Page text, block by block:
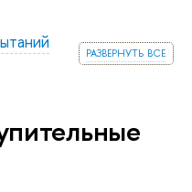
развернуть все